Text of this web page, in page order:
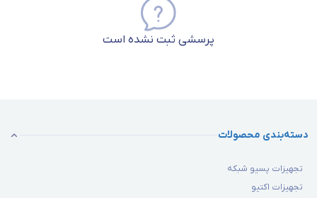
پرسشی ثبت نشده است
دسته‌بندی محصولات
تجهیزات پسیو شبکه
تجهیزات اکتیو